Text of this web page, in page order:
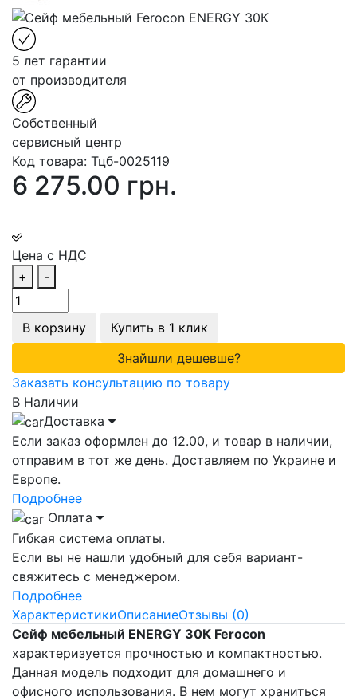
5 лет гарантии
от производителя
Собственный
сервисный центр
Код товара: Тцб-0025119
6 275.00 грн.
Цена с НДС
+
-
В корзину
Купить в 1 клик
Знайшли дешевше?
Заказать консультацию по товару
В Наличии
Доставка
Если заказ оформлен до 12.00, и товар в наличии,
отправим в тот же день. Доставляем по Украине и
Европе.
Подробнее
Оплата
Гибкая система оплаты.
Если вы не нашли удобный для себя вариант-
свяжитесь с менеджером.
Подробнее
ХарактеристикиОписаниеОтзывы (0)
Сейф мебельный ENERGY 30К Ferocon
характеризуется прочностью и компактностью.
Данная модель подходит для домашнего и
офисного использования. В нем могут храниться